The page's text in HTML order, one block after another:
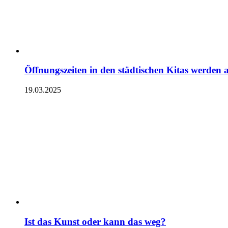
Öffnungszeiten in den städtischen Kitas werden
19.03.2025
Ist das Kunst oder kann das weg?